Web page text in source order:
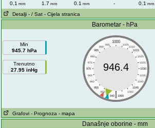
0.1 mm 1.7 mm 0.1 mm - 0.1 mm
Detalji - / Sat - Cijela stranica
Barometar - hPa
Min
945.7 hPa
Trenutno
27.95 inHg
1000
995 1005
990
1010
985
1015
980
1020
975
1025
970
1030
965
1035
960
1040
955
1045
950
1050
|
940 1060
946.4
Grafovi - Prognoza - mapa
Današnje oborine - mm